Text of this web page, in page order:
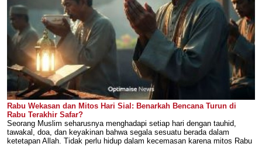
Rabu Wekasan dan Mitos Hari Sial: Benarkah Bencana Turun di
Rabu Terakhir Safar?
Seorang Muslim seharusnya menghadapi setiap hari dengan tauhid,
tawakal, doa, dan keyakinan bahwa segala sesuatu berada dalam
ketetapan Allah. Tidak perlu hidup dalam kecemasan karena mitos Rabu